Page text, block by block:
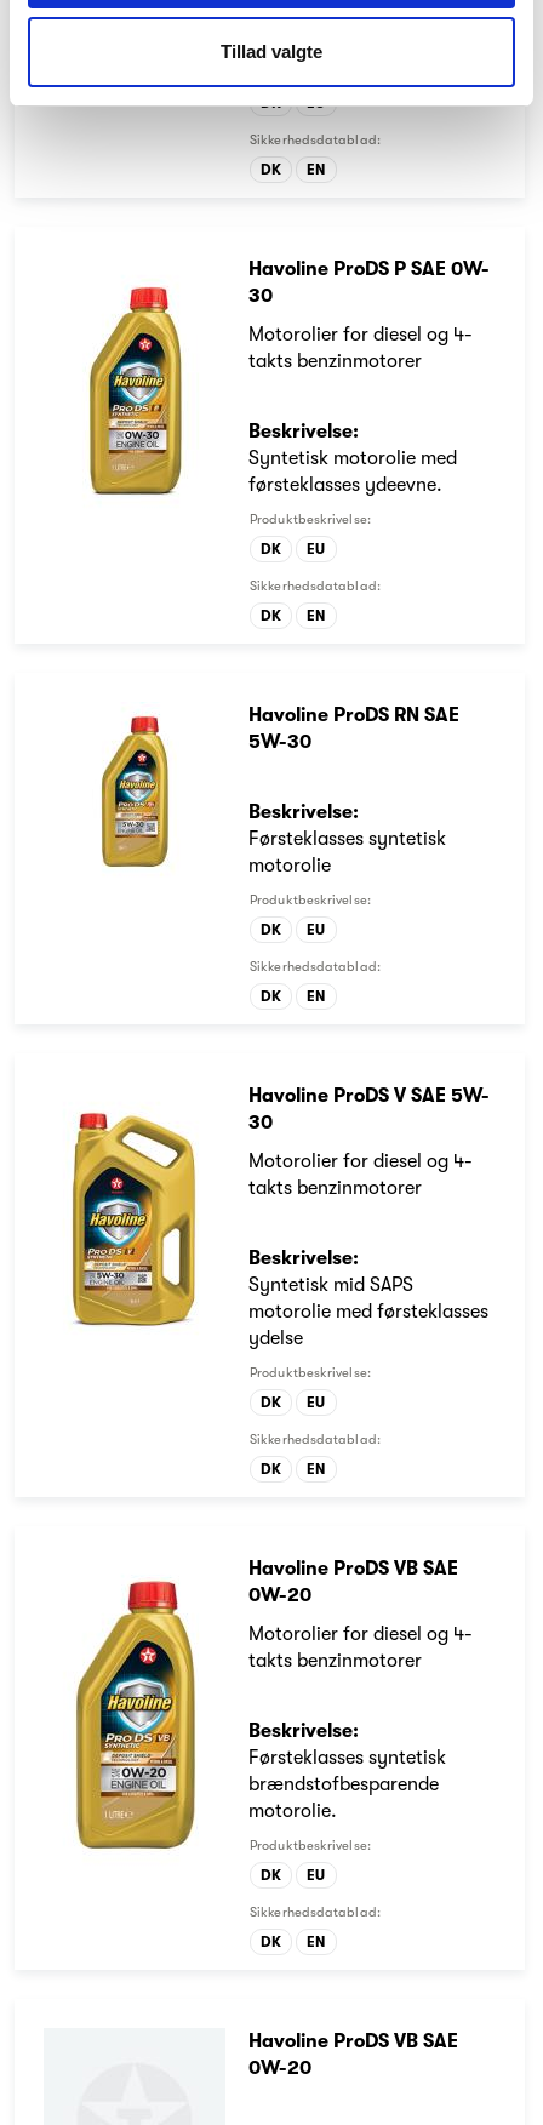
Tillad valgte
brændstofbesparende
DK EU
Sikkerhedsdatablad:
DK EN
Havoline ProDS P SAE 0W-
30
Motorolier for diesel og 4-
takts benzinmotorer
Beskrivelse:
Syntetisk motorolie med
førsteklasses ydeevne.
Produktbeskrivelse:
DK EU
Sikkerhedsdatablad:
DK EN
Havoline ProDS RN SAE
5W-30
Beskrivelse:
Førsteklasses syntetisk
motorolie
Produktbeskrivelse:
DK EU
Sikkerhedsdatablad:
DK EN
Havoline ProDS V SAE 5W-
30
Motorolier for diesel og 4-
takts benzinmotorer
Beskrivelse:
Syntetisk mid SAPS
motorolie med førsteklasses
ydelse
Produktbeskrivelse:
DK EU
Sikkerhedsdatablad:
DK EN
Havoline ProDS VB SAE
0W-20
Motorolier for diesel og 4-
takts benzinmotorer
Beskrivelse:
Førsteklasses syntetisk
brændstofbesparende
motorolie.
Produktbeskrivelse:
DK EU
Sikkerhedsdatablad:
DK EN
Havoline ProDS VB SAE
0W-20